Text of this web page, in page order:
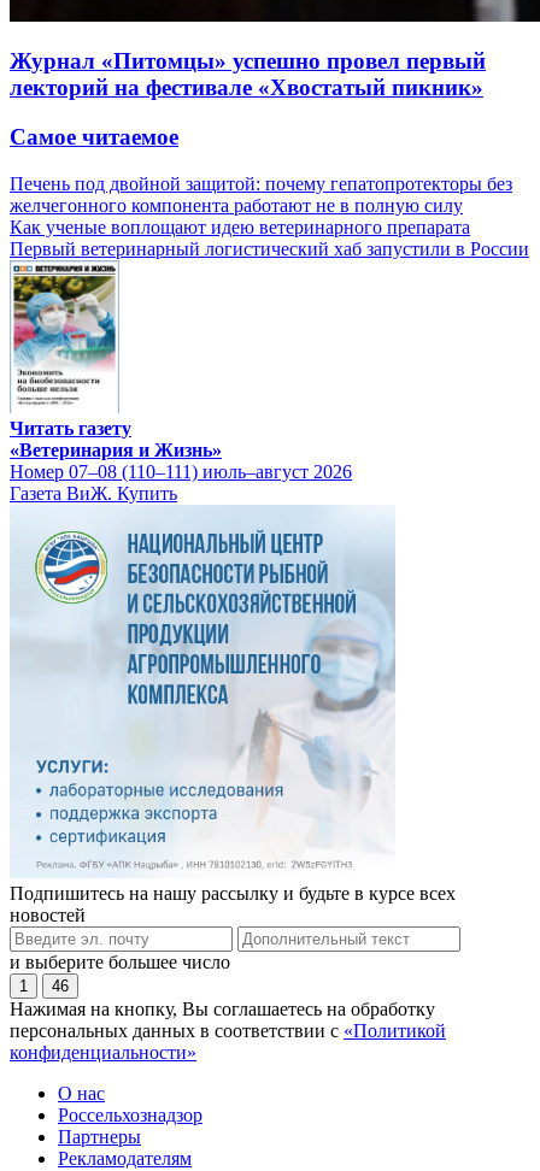
Журнал «Питомцы» успешно провел первый
лекторий на фестивале «Хвостатый пикник»
Самое читаемое
Печень под двойной защитой: почему гепатопротекторы без
желчегонного компонента работают не в полную силу
Как ученые воплощают идею ветеринарного препарата
Первый ветеринарный логистический хаб запустили в России
Читать газету
«Ветеринария и Жизнь»
Номер 07–08 (110–111) июль–август 2026
Газета ВиЖ. Купить
Подпишитесь на нашу рассылку и будьте в курсе всех
новостей
и выберите большее число
1 46
Нажимая на кнопку, Вы соглашаетесь на обработку
персональных данных в соответствии с «Политикой
конфиденциальности»
О нас
Россельхознадзор
Партнеры
Рекламодателям